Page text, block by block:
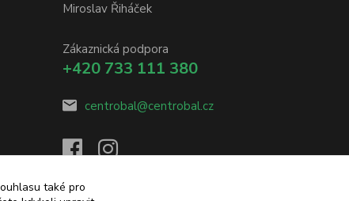
Miroslav Řiháček
Zákaznická podpora
+420 733 111 380
centrobal@centrobal.cz
také pro